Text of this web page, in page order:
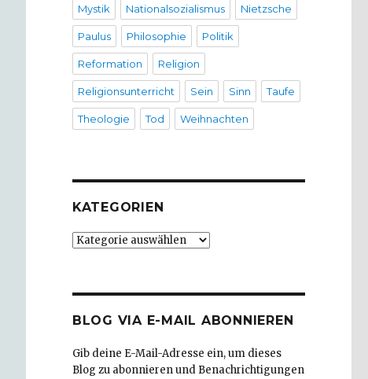
Mystik Nationalsozialismus Nietzsche
Paulus Philosophie Politik
Reformation Religion
Religionsunterricht Sein Sinn Taufe
Theologie Tod Weihnachten
KATEGORIEN
Kategorien
BLOG VIA E-MAIL ABONNIEREN
Gib deine E-Mail-Adresse ein, um dieses
Blog zu abonnieren und Benachrichtigungen